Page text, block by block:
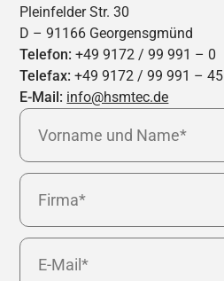
Pleinfelder Str. 30
D – 91166 Georgensgmünd
Telefon: +49 9172 / 99 991 – 0
Telefax: +49 9172 / 99 991 – 45
E-Mail: info@hsmtec.de